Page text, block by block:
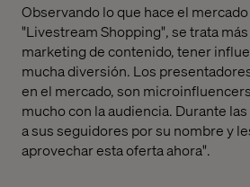
Observando lo que hace el
"Livestream Shopping", se trata
marketing de contenido, tener
mucha diversión. Los
en el mercado, son
mucho con la audiencia. Durante
a sus seguidores por su nombre y
aprovechar esta oferta ahora".